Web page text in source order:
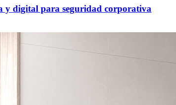
y digital para seguridad corporativa